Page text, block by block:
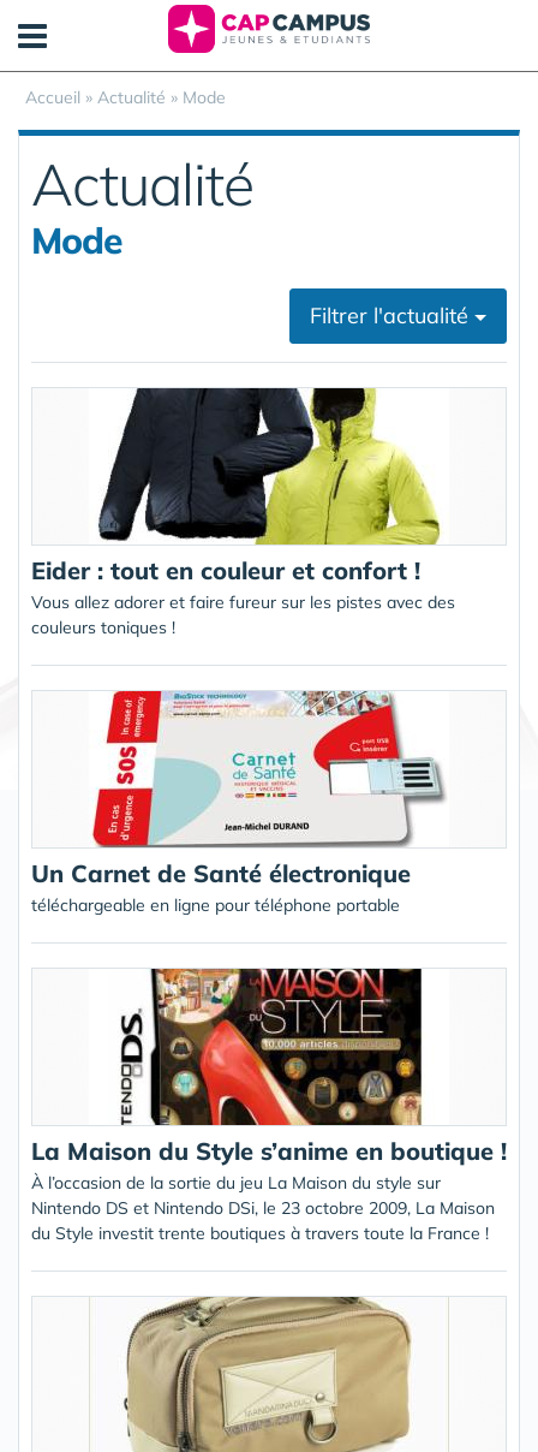
Accueil » Actualité » Mode
Actualité
Mode
Filtrer l'actualité
Eider : tout en couleur et confort !
Vous allez adorer et faire fureur sur les pistes avec des
couleurs toniques !
Un Carnet de Santé électronique
téléchargeable en ligne pour téléphone portable
La Maison du Style s’anime en boutique !
À l’occasion de la sortie du jeu La Maison du style sur
Nintendo DS et Nintendo DSi, le 23 octobre 2009, La Maison
du Style investit trente boutiques à travers toute la France !
Panneau de gestion des cookies